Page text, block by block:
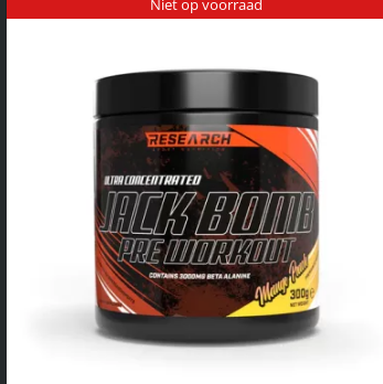
Niet op voorraad